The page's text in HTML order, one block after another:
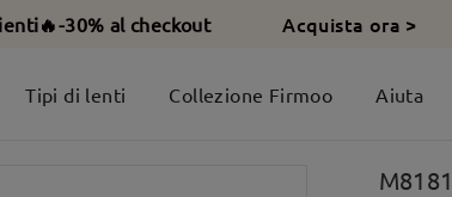
30% al checkout Acquista ora >
Tipi di lenti Collezione Firmoo Aiuta